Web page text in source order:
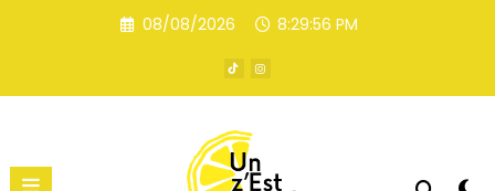
08/08/2026 8:29:56 PM